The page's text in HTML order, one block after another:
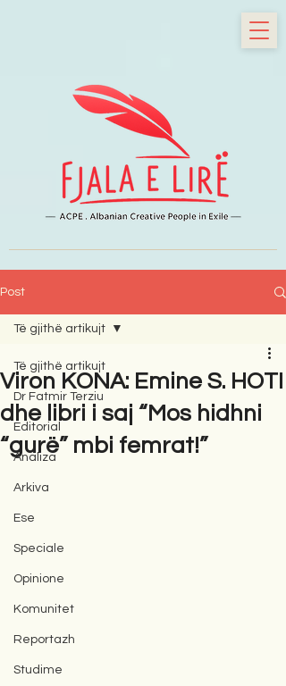
Post
Të gjithë artikujt
Dr Fatmir Terziu
Editorial
Analiza
Arkiva
Ese
Speciale
Opinione
Komunitet
Reportazh
Studime
Të gjithë artikujt
Viron KONA: Emine S. HOTI
dhe libri i saj “Mos hidhni
“gurë” mbi femrat!”